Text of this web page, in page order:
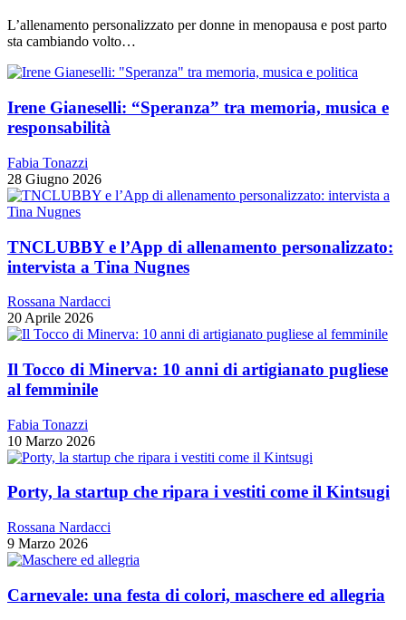
L’allenamento personalizzato per donne in menopausa e post parto
sta cambiando volto…
Irene Gianeselli: “Speranza” tra memoria, musica e
responsabilità
Fabia Tonazzi
28 Giugno 2026
TNCLUBBY e l’App di allenamento personalizzato:
intervista a Tina Nugnes
Rossana Nardacci
20 Aprile 2026
Il Tocco di Minerva: 10 anni di artigianato pugliese
al femminile
Fabia Tonazzi
10 Marzo 2026
Porty, la startup che ripara i vestiti come il Kintsugi
Rossana Nardacci
9 Marzo 2026
Carnevale: una festa di colori, maschere ed allegria